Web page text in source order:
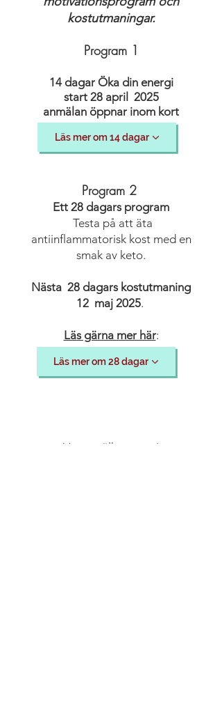
kostutmaningar.
Program 1
14 dagar Öka din energi
start 28 april 2025
anmälan öppnar inom kort
Program 2
Ett 28 dagars program
Testa på att äta
antiinflammatorisk kost med en
smak av keto.
Nästa 28 dagars kostutmaning
12 maj 2025.
Läs gärna mer här:
Varmt välkommen!
Läs mer om 14 dagar
Läs mer om 28 dagar